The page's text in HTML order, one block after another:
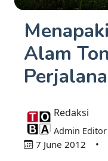
Alam
Redaksi
Admin Editor
7 June 2012 •